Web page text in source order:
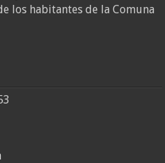
los habitantes de la Comuna